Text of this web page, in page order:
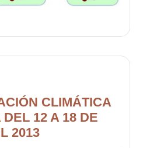
CLIMÁTICA
12 A 18 DE
2013